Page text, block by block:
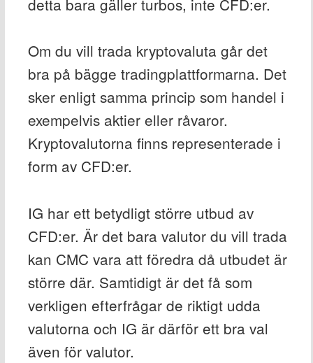
Om du vill trada kryptovaluta går det
bra på bägge tradingplattformarna. Det
sker enligt samma princip som handel i
exempelvis aktier eller råvaror.
Kryptovalutorna finns representerade i
form av CFD:er.
IG har ett betydligt större utbud av
CFD:er. Är det bara valutor du vill trada
kan CMC vara att föredra då utbudet är
större där. Samtidigt är det få som
verkligen efterfrågar de riktigt udda
valutorna och IG är därför ett bra val
även för valutor.